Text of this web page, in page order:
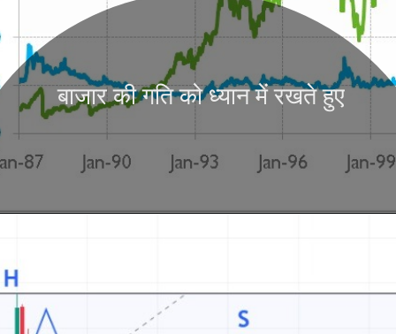
बाजार की गति को ध्यान में रखते हुए